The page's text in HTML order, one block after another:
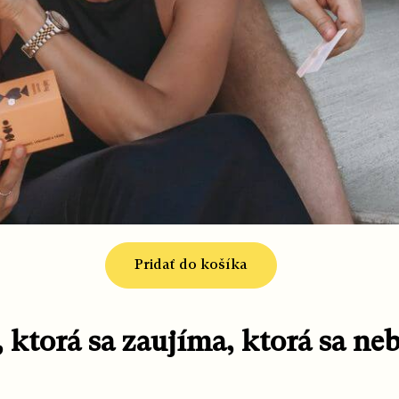
Pridať do košíka
ktorá sa zaujíma, ktorá sa